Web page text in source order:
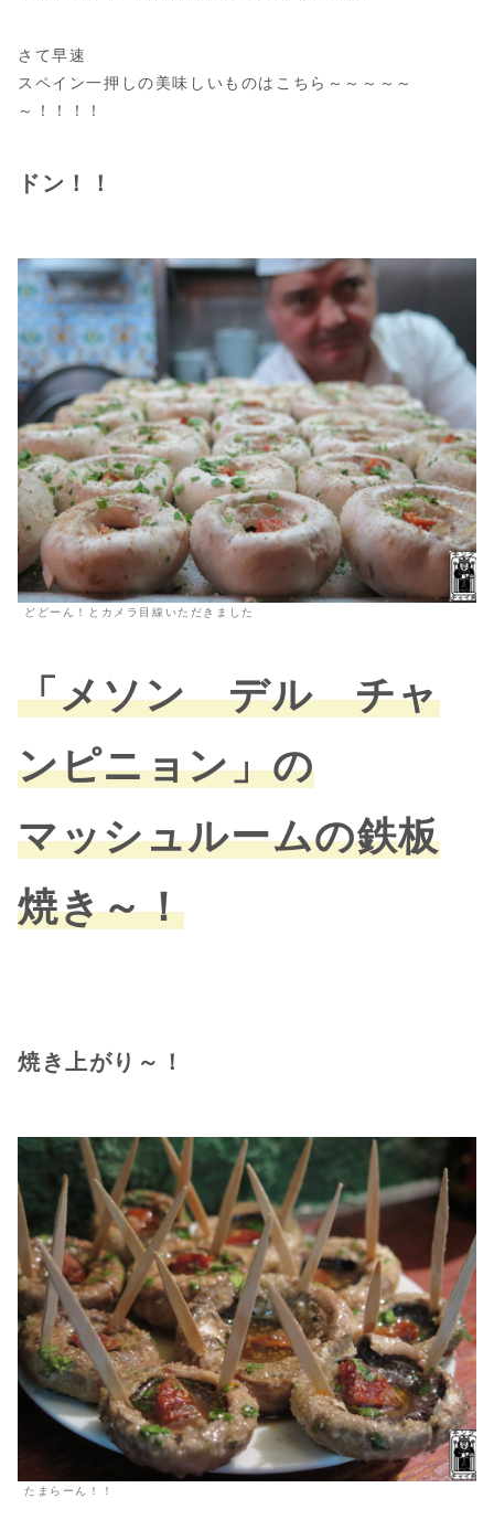
さて早速
スペイン一押しの美味しいものはこちら～～～～～
～！！！！
ドン！！
どどーん！とカメラ目線いただきました
「メソン デル チャ
ンピニョン」の
マッシュルームの鉄板
焼き～！
焼き上がり～！
たまらーん！！